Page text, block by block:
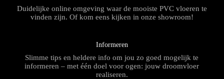
Duidelijke online omgeving waar de mooiste PVC vloeren te
vinden zijn. Of kom eens kijken in onze showroom!
Informeren
Slimme tips en heldere info om jou zo goed mogelijk te
informeren – met één doel voor ogen: jouw droomvloer
realiseren.